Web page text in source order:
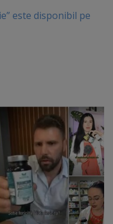
este disponibil pe